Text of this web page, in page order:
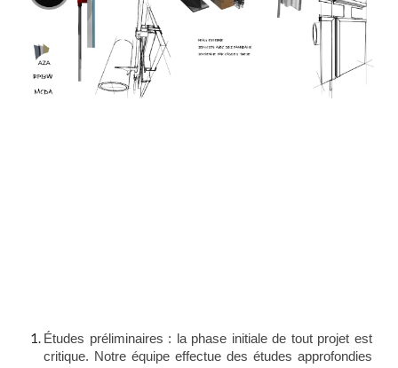
Études préliminaires : la phase initiale de tout projet est
critique. Notre équipe effectue des études approfondies